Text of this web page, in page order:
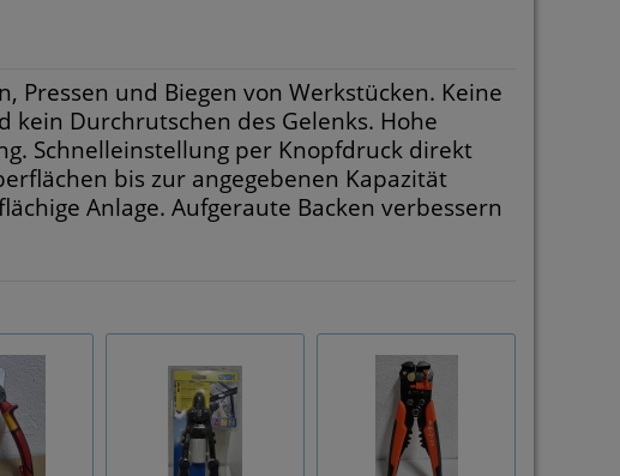
Pressen und Biegen von Werkstücken. Keine
Durchrutschen des Gelenks. Hohe
Schnelleinstellung per Knopfdruck direkt
bis zur angegebenen Kapazität
Anlage. Aufgeraute Backen verbessern